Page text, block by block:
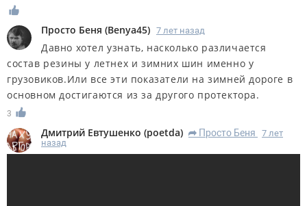
Просто Беня (Benya45) 7 лет назад
Давно хотел узнать, насколько различается
состав резины у летнех и зимних шин именно у
грузовиков.Или все эти показатели на зимней дороге в
основном достигаются из за другого протектора.
3
Дмитрий Евтушенко (poetda) R Просто Беня
7 лет
назад